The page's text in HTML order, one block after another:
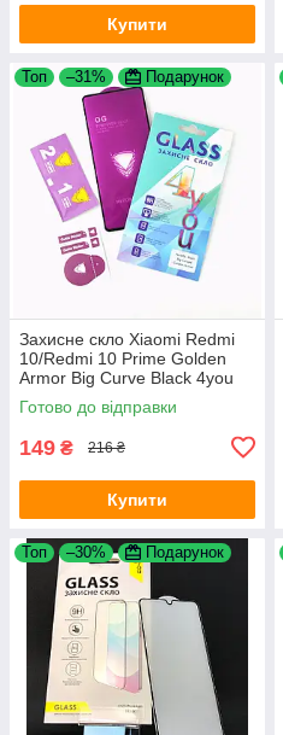
Купити
Топ –31% Подарунок
Захисне скло Xiaomi Redmi
10/Redmi 10 Prime Golden
Armor Big Curve Black 4you
Готово до відправки
149 ₴ 216 ₴
Купити
Топ –30% Подарунок